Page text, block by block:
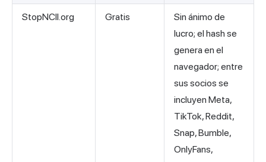
StopNCII.org Gratis
Sin ánimo de
lucro; el hash se
genera en el
navegador; entre
sus socios se
incluyen Meta,
TikTok, Reddit,
Snap, Bumble,
OnlyFans,